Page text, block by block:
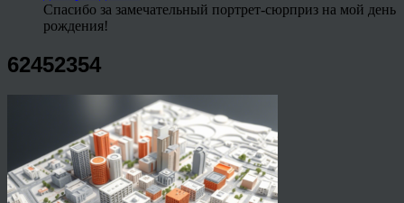
Спасибо за замечательный портрет-сюрприз на мой день
рождения!
62452354